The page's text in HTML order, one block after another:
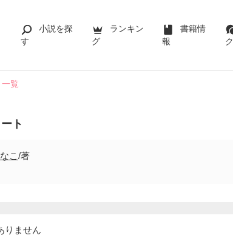
小説を探
す
ランキン
グ
書籍情
報
ク
覧
ト
こ /著
りません